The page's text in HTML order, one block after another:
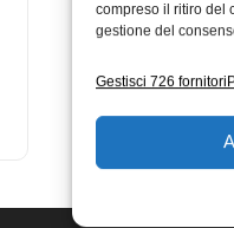
compreso il ritiro del
gestione del
Gestisci 726 fornitori